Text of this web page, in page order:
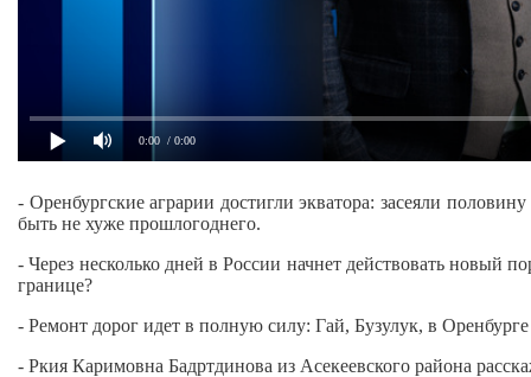
0:00 / 0:00
- Оренбургские аграрии достигли экватора: засеяли
быть не хуже прошлогоднего.
- Через несколько дней в России начнет действовать новый
границе?
- Ремонт дорог идет в полную силу: Гай, Бузулук, в
- Ркия Каримовна Бадртдинова из Асекеевского района